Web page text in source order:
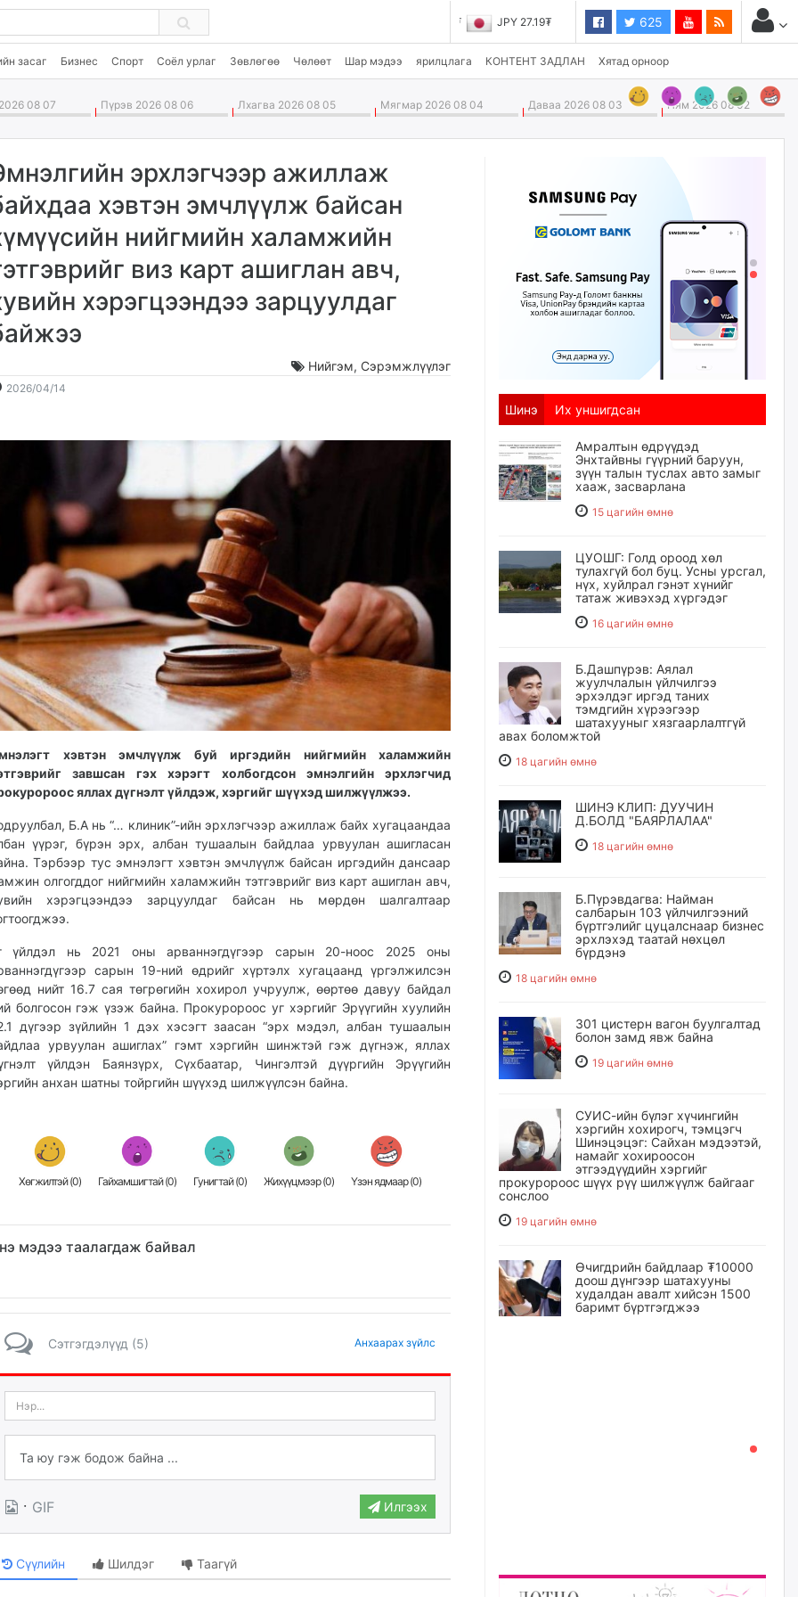
JPY 27.19₮ 625
засаг Бизнес Спорт Соёл урлаг Зөвлөгөө Чөлөөт Шар мэдээ ярилцлага КОНТЕНТ ЗАДЛАН Хятад орноор
08 07 Пүрэв 2026 08 06 Лхагва 2026 08 05 Мягмар 2026 08 04 Даваа 2026 08 03 Ням 2026 08 02
эрхлэгчээр ажиллаж
хэвтэн эмчлүүлж байсан
нийгмийн халамжийн
виз карт ашиглан авч,
хэрэгцээндээ зарцуулдаг
Нийгэм, Сэрэмжлүүлэг
2026/04/14
хэвтэн эмчлүүлж буй иргэдийн нийгмийн халамжийн
завшсан гэх хэрэгт холбогдсон эмнэлгийн эрхлэгчид
яллах дүгнэлт үйлдэж, хэргийг шүүхэд шилжүүлжээ.
Б.А нь “… клиник”-ийн эрхлэгчээр ажиллаж байх хугацаандаа
үүрэг, бүрэн эрх, албан тушаалын байдлаа урвуулан ашигласан
Тэрбээр тус эмнэлэгт хэвтэн эмчлүүлж байсан иргэдийн дансаар
олгогддог нийгмийн халамжийн тэтгэврийг виз карт ашиглан авч,
хэрэгцээндээ зарцуулдаг байсан нь мөрдөн шалгалтаар
үйлдэл нь 2021 оны арваннэгдүгээр сарын 20-ноос 2025 оны
сарын 19-ний өдрийг хүртэлх хугацаанд үргэлжилсэн
нийт 16.7 сая төгрөгийн хохирол учруулж, өөртөө давуу байдал
болгосон гэж үзэж байна. Прокуророос уг хэргийг Эрүүгийн хуулийн
дүгээр зүйлийн 1 дэх хэсэгт заасан “эрх мэдэл, албан тушаалын
урвуулан ашиглах” гэмт хэргийн шинжтэй гэж дүгнэж, яллах
үйлдэн Баянзүрх, Сүхбаатар, Чингэлтэй дүүргийн Эрүүгийн
анхан шатны тойргийн шүүхэд шилжүүлсэн байна.
Хөгжилтэй (0) Гайхамшигтай (0) Гунигтай (0) Жихүүцмээр (0) Үзэн ядмаар (0)
мэдээ таалагдаж байвал
Сэтгэгдэлүүд (5) Анхаарах зүйлс
· GIF Илгээх
Сүүлийн Шилдэг Таагүй
Шинэ Их уншигдсан
Амралтын өдрүүдэд
Энхтайвны гүүрний баруун,
зүүн талын туслах авто замыг
хааж, засварлана
15 цагийн өмнө
ЦУОШГ: Голд ороод хөл
тулахгүй бол буц. Усны урсгал,
нүх, хуйлрал гэнэт хүнийг
татаж живэхэд хүргэдэг
16 цагийн өмнө
Б.Дашпүрэв: Аялал
жуулчлалын үйлчилгээ
эрхэлдэг иргэд таних
тэмдгийн хүрээгээр
шатахууныг хязгаарлалтгүй
авах боломжтой
18 цагийн өмнө
ШИНЭ КЛИП: ДУУЧИН
Д.БОЛД "БАЯРЛАЛАА"
18 цагийн өмнө
Б.Пүрэвдагва: Найман
салбарын 103 үйлчилгээний
бүртгэлийг цуцалснаар бизнес
эрхлэхэд таатай нөхцөл
бүрдэнэ
18 цагийн өмнө
301 цистерн вагон буулгалтад
болон замд явж байна
19 цагийн өмнө
СУИС-ийн бүлэг хүчингийн
хэргийн хохирогч, тэмцэгч
Шинэцэцэг: Сайхан мэдээтэй,
намайг хохироосон
этгээдүүдийн хэргийг
прокуророос шүүх рүү шилжүүлж байгааг
сонслоо
19 цагийн өмнө
Өчигдрийн байдлаар ₮10000
доош дүнгээр шатахууны
худалдан авалт хийсэн 1500
баримт бүртгэгджээ